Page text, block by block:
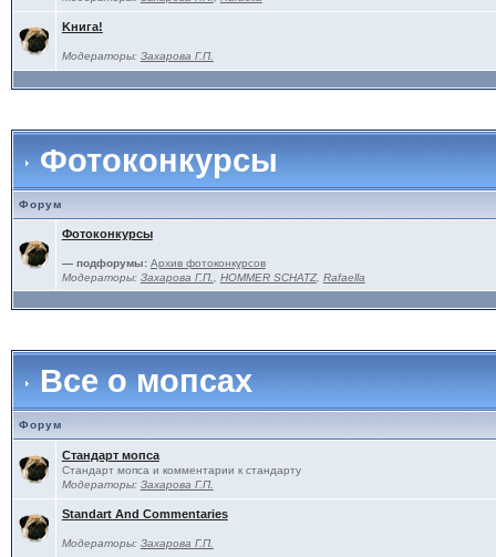
Kнига!
Модераторы: Захарова Г.П.
Фотоконкурсы
Форум
Фотоконкурсы
— подфорумы: Архив фотоконкурсов
Модераторы: Захарова Г.П. HOMMER SCHATZ, Rafaella
Все о мопсах
Форум
Стандарт мопса
Стандарт мопса и комментарии к стандарту
Модераторы: Захарова Г.П.
Standart And Commentaries
Модераторы: Захарова Г.П.